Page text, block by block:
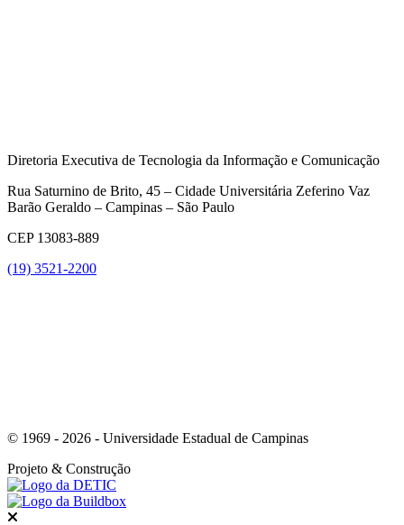
Diretoria Executiva de Tecnologia da Informação e Comunicação
Rua Saturnino de Brito, 45 – Cidade Universitária Zeferino Vaz
Barão Geraldo – Campinas – São Paulo
CEP 13083-889
(19) 3521-2200
© 1969 - 2026 - Universidade Estadual de Campinas
Projeto & Construção